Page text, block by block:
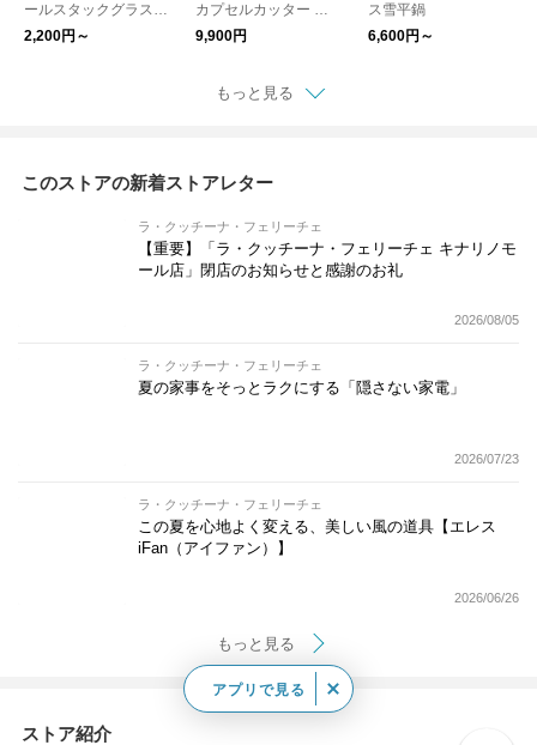
ールスタックグラス
ライン
2,200円～
カプセルカッター ボ
ンヌ
9,900円
ス雪平鍋
6,600円～
もっと見る
このストアの新着ストアレター
ラ・クッチーナ・フェリーチェ
【重要】「ラ・クッチーナ・フェリーチェ キナリノモ
ール店」閉店のお知らせと感謝のお礼
2026/08/05
ラ・クッチーナ・フェリーチェ
夏の家事をそっとラクにする「隠さない家電」
2026/07/23
ラ・クッチーナ・フェリーチェ
この夏を心地よく変える、美しい風の道具【エレス
iFan（アイファン）】
2026/06/26
もっと見る
ストア紹介
アプリで見る